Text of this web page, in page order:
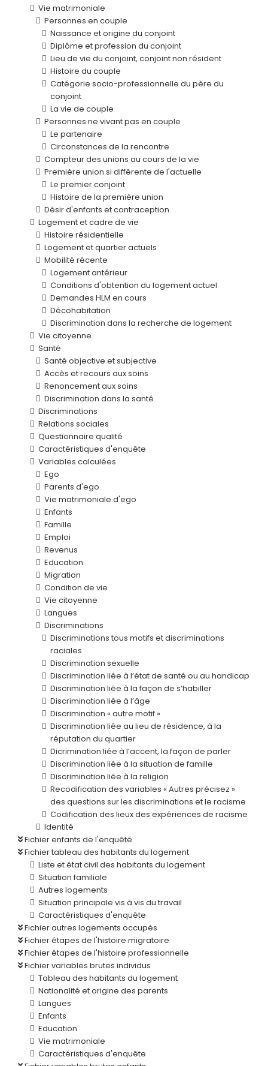
Vie matrimoniale
Personnes en couple
Naissance et origine du conjoint
Diplôme et profession du conjoint
Lieu de vie du conjoint, conjoint non résident
Histoire du couple
Catégorie socio-professionnelle du père du
conjoint
La vie de couple
Personnes ne vivant pas en couple
Le partenaire
Circonstances de la rencontre
Compteur des unions au cours de la vie
Première union si différente de l'actuelle
Le premier conjoint
Histoire de la première union
Désir d'enfants et contraception
Logement et cadre de vie
Histoire résidentielle
Logement et quartier actuels
Mobilité récente
Logement antérieur
Conditions d'obtention du logement actuel
Demandes HLM en cours
Décohabitation
Discrimination dans la recherche de logement
Vie citoyenne
Santé
Santé objective et subjective
Accès et recours aux soins
Renoncement aux soins
Discrimination dans la santé
Discriminations
Relations sociales
Questionnaire qualité
Caractéristiques d'enquête
Variables calculées
Ego
Parents d'ego
Vie matrimoniale d'ego
Enfants
Famille
Emploi
Revenus
Education
Migration
Condition de vie
Vie citoyenne
Langues
Discriminations
Discriminations tous motifs et discriminations
raciales
Discrimination sexuelle
Discrimination liée à l’état de santé ou au handicap
Discrimination liée à la façon de s’habiller
Discrimination liée à l’âge
Discrimination « autre motif »
Discrimination liée au lieu de résidence, à la
réputation du quartier
Dicrimination liée à l’accent, la façon de parler
Discrimination liée à la situation de famille
Discrimination liée à la religion
Recodification des variables « Autres précisez »
des questions sur les discriminations et le racisme
Codification des lieux des expériences de racisme
Identité
Fichier enfants de l'enquêté
Fichier tableau des habitants du logement
Liste et état civil des habitants du logement
Situation familiale
Autres logements
Situation principale vis à vis du travail
Caractéristiques d'enquête
Fichier autres logements occupés
Fichier étapes de l'histoire migratoire
Fichier étapes de l'histoire professionnelle
Fichier variables brutes individus
Tableau des habitants du logement
Nationalité et origine des parents
Langues
Enfants
Education
Vie matrimoniale
Caractéristiques d'enquête